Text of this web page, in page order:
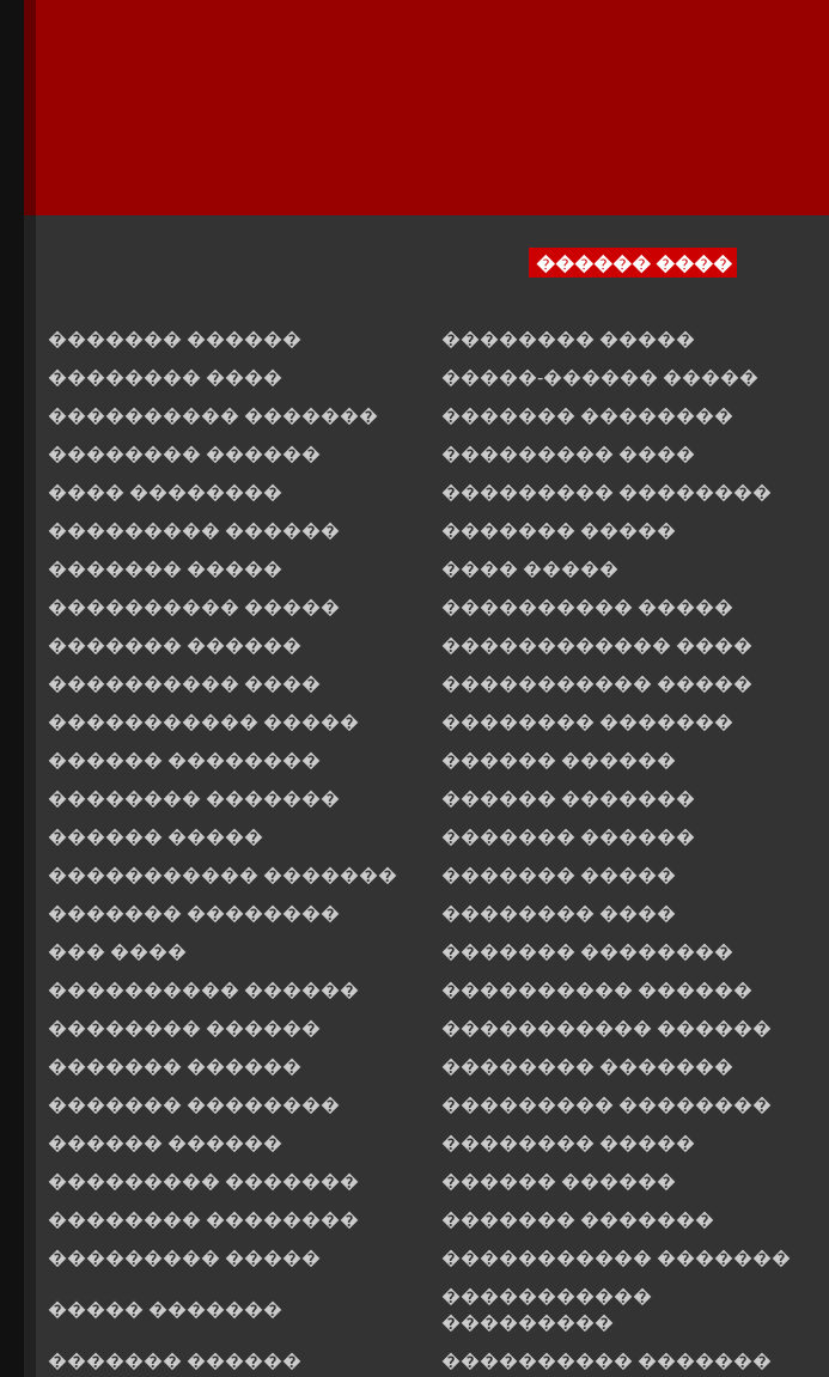
������ ����
������� ������ �������� �����
�������� ����
�����-������ �����
���������� �������
������� ��������
�������� ������
��������� ����
���� ��������
��������� ��������
��������� ������
������� �����
������� �����
���� �����
���������� �����
���������� �����
������� ������
������������ ����
���������� ����
����������� �����
����������� �����
�������� �������
������ ��������
������ ������
�������� �������
������ �������
������ �����
������� ������
����������� �������
������� �����
������� ��������
�������� ����
��� ����
������� ��������
���������� ������
���������� ������
�������� ������
����������� ������
������� ������
�������� �������
������� ��������
��������� ��������
������ ������
�������� �����
��������� �������
������ ������
�������� ��������
������� �������
��������� �����
����������� �������
����� �������
�����������
���������
������� ������ ���������� �������